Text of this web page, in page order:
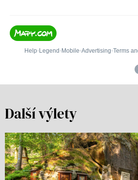
Další výlety